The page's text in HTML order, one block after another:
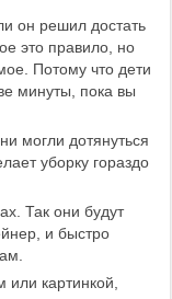
он решил достать
это правило, но
Потому что дети
минуты, пока вы
могли дотянуться
уборку гораздо
Так они будут
и быстро
картинкой,